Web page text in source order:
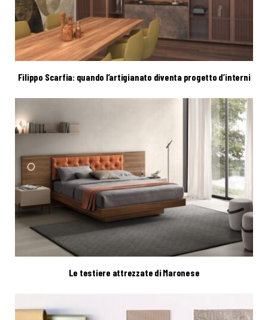
Filippo Scarfia: quando l’artigianato diventa progetto d’interni
Le testiere attrezzate di Maronese